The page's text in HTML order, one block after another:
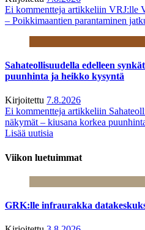
Ei kommentteja artikkeliin VRJ:lle
– Poikkimaantien parantaminen
Sahateollisuudella edelleen
puunhinta ja heikko kysyntä
Kirjoitettu 7.8.2026
Ei kommentteja artikkeliin
näkymät – kiusana korkea
Lisää uutisia
Viikon luetuimmat
GRK:lle infraurakka